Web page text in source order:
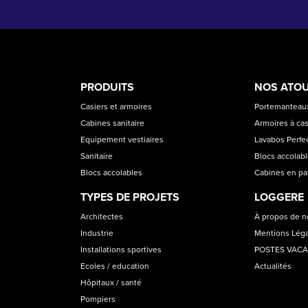
PRODUCT
CATEGORIES
PRODUITS
Casiers et armoires
Cabines sanitaire
Equipement vestiaires
Sanitaire
Blocs accolables
TYPES DE PROJETS
Architectes
Industrie
Installations sportives
Ecoles / education
Hôpitaux / santé
Pompiers
NOS
Armoires à
Lavabos
Blocs
Cabines en
LOGGERE
À propos de
Mentions
POSTES
Actualités